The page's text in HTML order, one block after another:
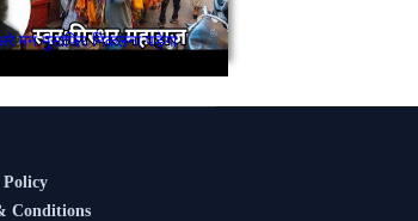
मन मुसाफिर निकलना पड़ेगा
Conditions